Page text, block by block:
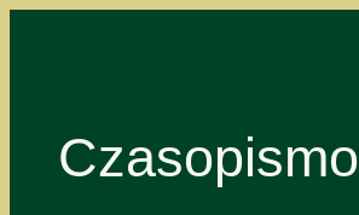
Czasopismo